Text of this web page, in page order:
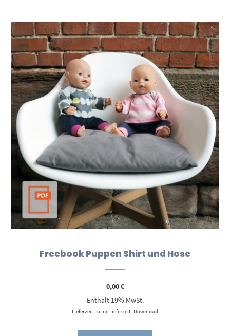
Freebook Puppen Shirt und Hose
0,00€
Enthält 19% MwSt.
Lieferzeit: keine Lieferzeit: Download